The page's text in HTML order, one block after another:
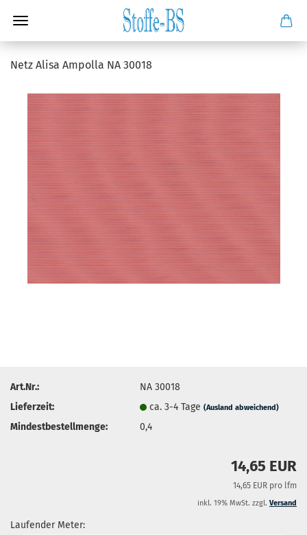
Netz Alisa Ampolla NA 30018
Art.Nr.:
NA 30018
Lieferzeit:
ca. 3-4 Tage(Ausland abweichend)
Mindestbestellmenge: 0,4
14,65 EUR
14,65 EUR pro lfm
inkl. 19% MwSt. zzgl. Versand
Laufender Meter: